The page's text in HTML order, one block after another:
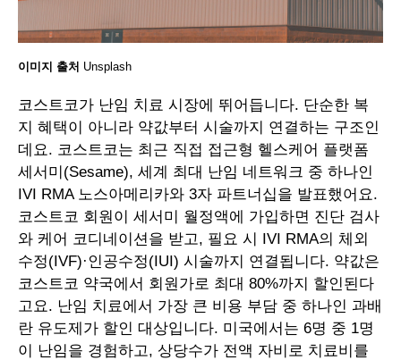
이미지 출처 Unsplash
코스트코가 난임 치료 시장에 뛰어듭니다. 단순한 복
지 혜택이 아니라 약값부터 시술까지 연결하는 구조인
데요. 코스트코는 최근 직접 접근형 헬스케어 플랫폼
세서미(Sesame), 세계 최대 난임 네트워크 중 하나인
IVI RMA 노스아메리카와 3자 파트너십을 발표했어요.
코스트코 회원이 세서미 월정액에 가입하면 진단 검사
와 케어 코디네이션을 받고, 필요 시 IVI RMA의 체외
수정(IVF)·인공수정(IUI) 시술까지 연결됩니다. 약값은
코스트코 약국에서 회원가로 최대 80%까지 할인된다
고요. 난임 치료에서 가장 큰 비용 부담 중 하나인 과배
란 유도제가 할인 대상입니다. 미국에서는 6명 중 1명
이 난임을 경험하고, 상당수가 전액 자비로 치료비를